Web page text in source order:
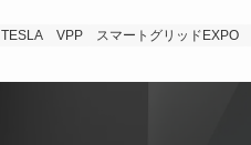
TESLA VPP スマートグリッドEXPO